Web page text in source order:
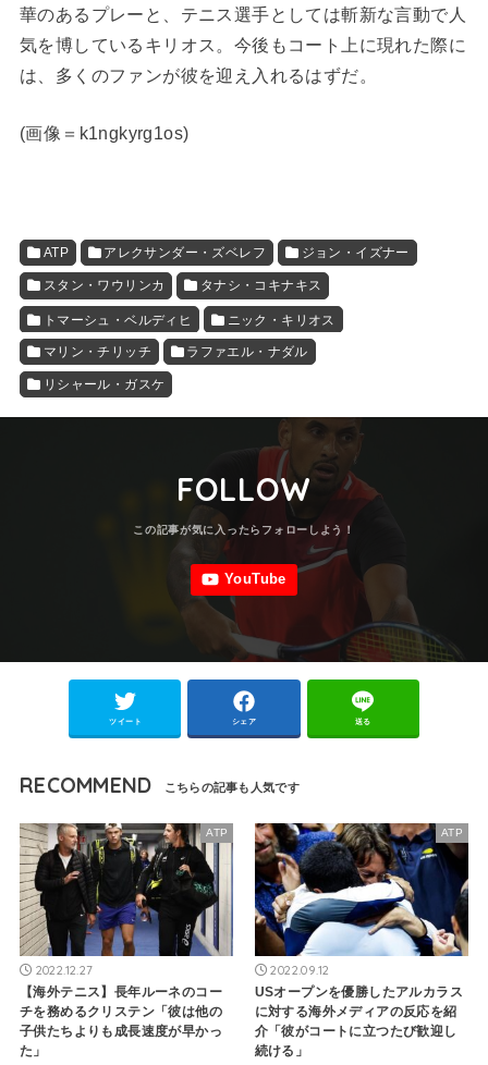
華のあるプレーと、テニス選手としては斬新な言動で人
気を博しているキリオス。今後もコート上に現れた際に
は、多くのファンが彼を迎え入れるはずだ。
(画像＝k1ngkyrg1os)
ATP アレクサンダー・ズベレフ ジョン・イズナー
スタン・ワウリンカ タナシ・コキナキス
トマーシュ・ベルディヒ ニック・キリオス
マリン・チリッチ ラファエル・ナダル
リシャール・ガスケ
FOLLOW
ツイート シェア 送る
RECOMMEND
ATP
2022.12.27
【海外テニス】長年ルーネのコー
チを務めるクリステン「彼は他の
子供たちよりも成長速度が早かっ
た」
ATP
2022.09.12
USオープンを優勝したアルカラス
に対する海外メディアの反応を紹
介「彼がコートに立つたび歓迎し
続ける」